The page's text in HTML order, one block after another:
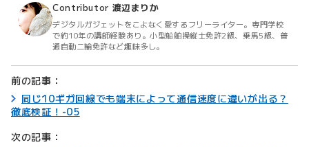
Contributor 渡辺まりか
デジタルガジェットをこよなく愛するフリーライター。専門学校
で約10年の講師経験あり。小型船舶操縦士免許2級、乗馬5級、普
通自動二輪免許など趣味多し。
前の記事：
同じ10ギガ回線でも端末によって通信速度に違いが出る？
徹底検証！-05
次の記事：